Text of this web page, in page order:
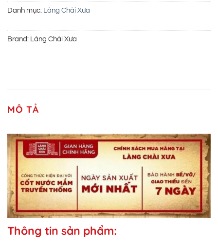
Danh mục: Làng Chài Xưa
Brand: Làng Chài Xưa
MÔ TẢ
Thông tin sản phẩm: